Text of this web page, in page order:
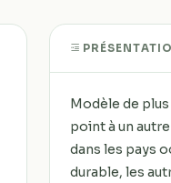
Modèle de
point à un
dans les pays
durable, les